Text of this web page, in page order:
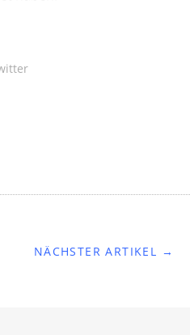
NÄCHSTER ARTIKEL →